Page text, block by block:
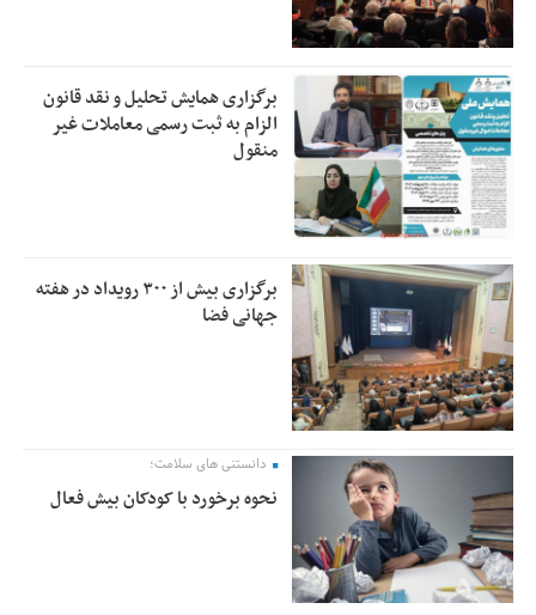
برگزاری همایش تحلیل و نقد قانون
الزام به ثبت رسمی معاملات غیر
منقول
برگزاری بیش از ۳۰۰ رویداد در هفته
جهانی فضا
دانستنی های سلامت؛
نحوه برخورد با کودکان بیش فعال